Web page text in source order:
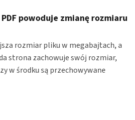
powoduje zmianę rozmiaru
rozmiar pliku w megabajtach, a
strona zachowuje swój rozmiar,
w środku są przechowywane